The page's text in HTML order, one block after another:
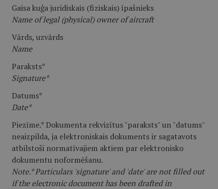
Gaisa kuģa juridiskais (fiziskais) īpašnieks
Name of legal (physical) owner of aircraft
Vārds, uzvārds
Name
Paraksts*
Signature*
Datums*
Date*
Piezīme.* Dokumenta rekvizītus "paraksts" un "datums"
neaizpilda, ja elektroniskais dokuments ir sagatavots
atbilstoši normatīvajiem aktiem par elektronisko
dokumentu noformēšanu.
Note.* Particulars 'signature' and 'date' are not filled out
if the electronic document has been drafted in